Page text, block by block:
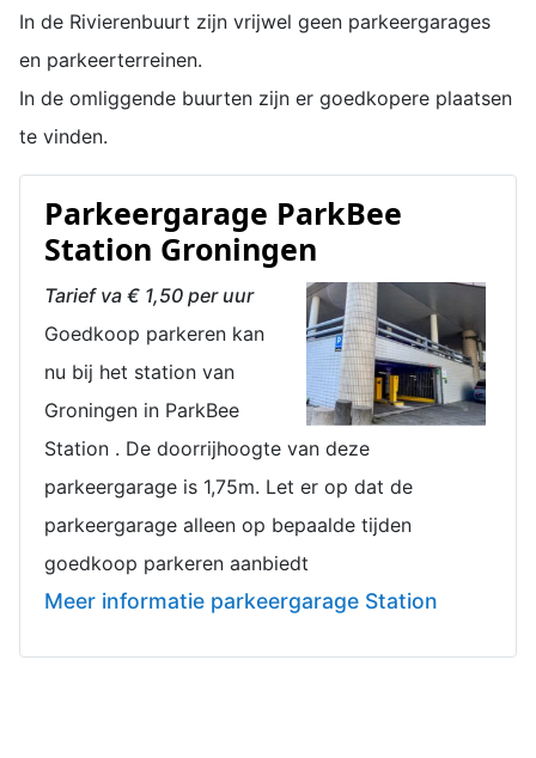
In de Rivierenbuurt zijn vrijwel geen parkeergarages
en parkeerterreinen.
In de omliggende buurten zijn er goedkopere plaatsen
te vinden.
Parkeergarage ParkBee
Station Groningen
Tarief va € 1,50 per uur
Goedkoop parkeren kan
nu bij het station van
Groningen in ParkBee
Station . De doorrijhoogte van deze
parkeergarage is 1,75m. Let er op dat de
parkeergarage alleen op bepaalde tijden
goedkoop parkeren aanbiedt
Meer informatie parkeergarage Station